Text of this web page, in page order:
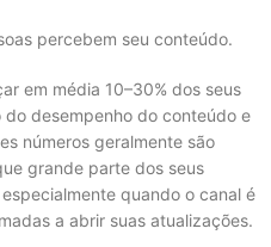
percebem seu conteúdo.
em média 10–30% dos seus
desempenho do conteúdo e
números geralmente são
grande parte dos seus
quando o canal é
a abrir suas atualizações.